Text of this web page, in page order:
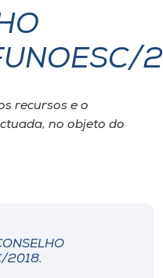
recursos e o
no objeto do
2018.